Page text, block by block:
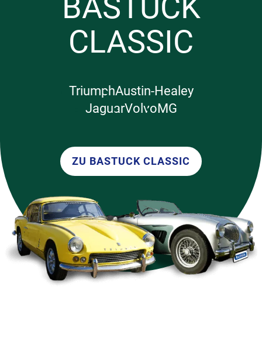
CLASSIC
TriumphAustin-Healey
JaguarVolvoMG
ZU BASTUCK CLASSIC